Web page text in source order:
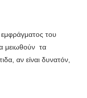
του
μειωθούν τα
αν είναι δυνατόν,